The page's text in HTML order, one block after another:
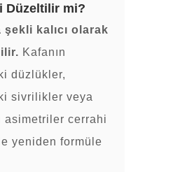
Düzeltilir mi?
şekli kalıcı olarak
Kafanın
düzlükler,
sivrilikler veya
asimetriler cerrahi
yeniden formüle